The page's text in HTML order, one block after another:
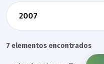
7 elementos encontrados